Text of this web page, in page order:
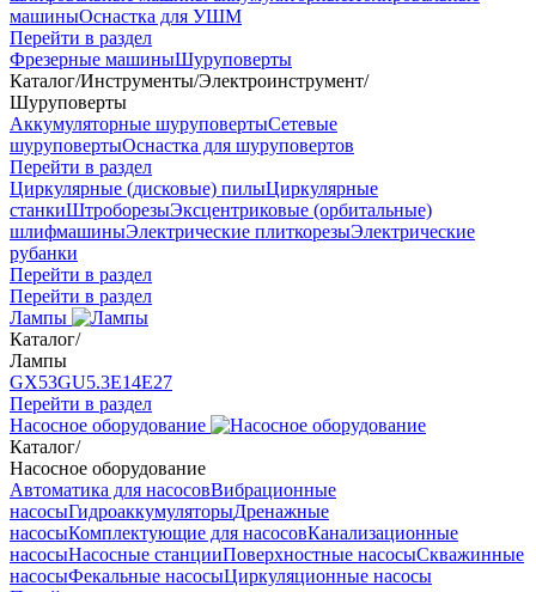
машиныОснастка для УШМ
Перейти в раздел
Фрезерные машиныШуруповерты
Каталог/Инструменты/Электроинструмент/
Шуруповерты
Аккумуляторные шуруповертыСетевые
шуруповертыОснастка для шуруповертов
Перейти в раздел
Циркулярные (дисковые) пилыЦиркулярные
станкиШтроборезыЭксцентриковые (орбитальные)
шлифмашиныЭлектрические плиткорезыЭлектрические
рубанки
Перейти в раздел
Перейти в раздел
Лампы
Каталог/
Лампы
GX53GU5.3Е14Е27
Перейти в раздел
Насосное оборудование
Каталог/
Насосное оборудование
Автоматика для насосовВибрационные
насосыГидроаккумуляторыДренажные
насосыКомплектующие для насосовКанализационные
насосыНасосные станцииПоверхностные насосыСкважинные
насосыФекальные насосыЦиркуляционные насосы